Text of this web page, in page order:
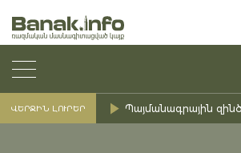
ՎԵՐՋԻՆ ԼՈՒՐԵՐ Պայմանագրային